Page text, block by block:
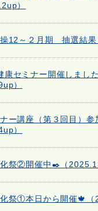
）
12～２月期 抽選結果
セミナー開催しまし
）
ー講座（第３回目）参
）
祭②開催中✒️（
祭①本日から開催🍁（